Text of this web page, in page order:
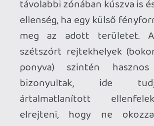
engedélyeztem az embereimnek, no nem
mintha az nem egyet jelentett volna az
azonnali elhalálozással. A sorozatban
most debütálóCommand Mode
használatával a valós időt megállítva szép
nyugodtan tudjuk az utasításokat
kiosztogatni, majd azokat egyszerre
végrehajtatni, némileg csökkentve a
fejfájást és a kés élén táncolást.